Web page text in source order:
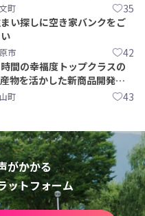
町 35
い探しに空き家バンクをご
市 42
間の幸福度トップクラスの
物を活かした新商品開発＆
集！
町 43
がかかる
ットフォーム